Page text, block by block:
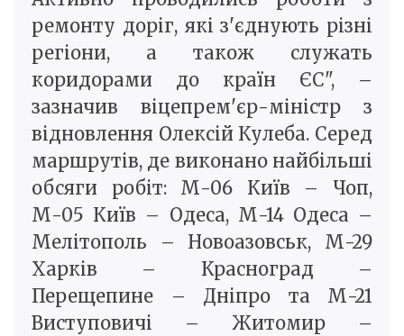
ремонту доріг, які з'єднують різні
регіони, а також служать
коридорами до країн ЄС", –
зазначив віцепрем'єр-міністр з
відновлення Олексій Кулеба. Серед
маршрутів, де виконано найбільші
обсяги робіт: М-06 Київ – Чоп,
М-05 Київ – Одеса, М-14 Одеса –
Мелітополь – Новоазовськ, М-29
Харків – Красноград –
Перещепине – Дніпро та М-21
Виступовичі – Житомир –